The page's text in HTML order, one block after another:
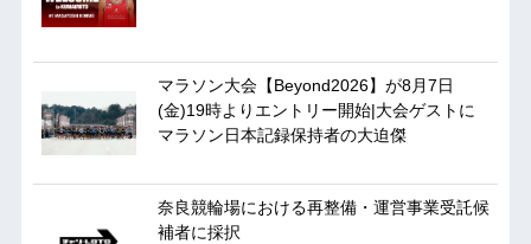
マラソン大会【Beyond2026】が8月7日
(金)19時よりエントリー開始|大会ゲストに
マラソン日本記録保持者の大迫傑
奈良競輪場における再整備・運営事業受託候
補者に採択